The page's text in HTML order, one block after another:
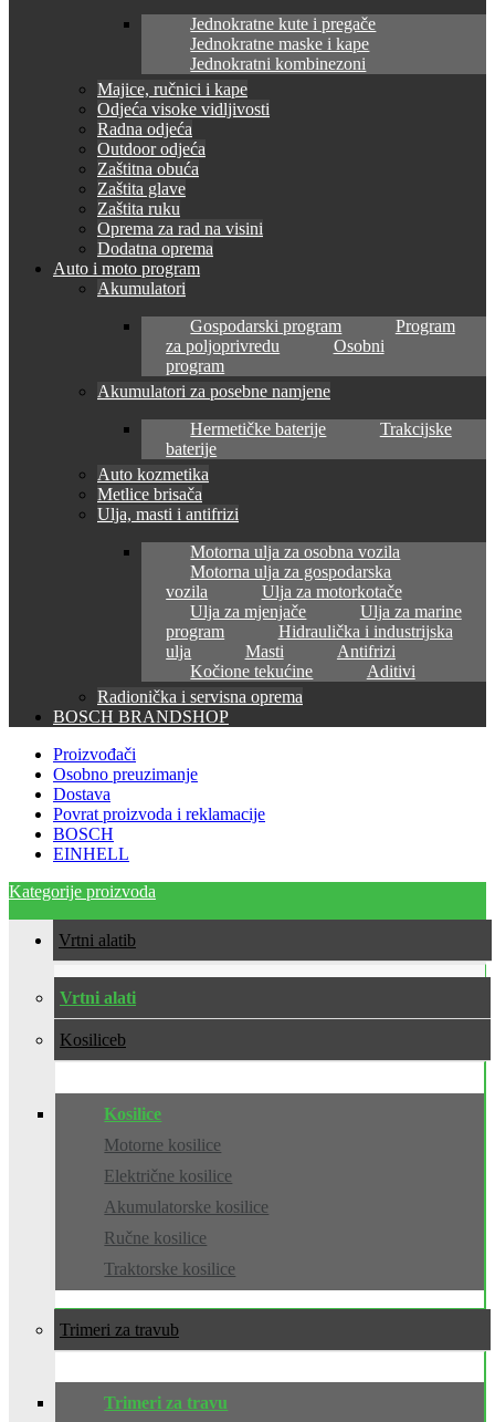
Jednokratne kute i pregače
Jednokratne maske i kape
Jednokratni kombinezoni
Majice, ručnici i kape
Odjeća visoke vidljivosti
Radna odjeća
Outdoor odjeća
Zaštitna obuća
Zaštita glave
Zaštita ruku
Oprema za rad na visini
Dodatna oprema
Auto i moto program
Akumulatori
Gospodarski program
Program
za poljoprivredu
Osobni
program
Akumulatori za posebne namjene
Hermetičke baterije
Trakcijske
baterije
Auto kozmetika
Metlice brisača
Ulja, masti i antifrizi
Motorna ulja za osobna vozila
Motorna ulja za gospodarska
vozila
Ulja za motorkotače
Ulja za mjenjače
Ulja za marine
program
Hidraulička i industrijska
ulja
Masti
Antifrizi
Kočione tekućine
Aditivi
Radionička i servisna oprema
BOSCH BRANDSHOP
Proizvođači
Osobno preuzimanje
Dostava
Povrat proizvoda i reklamacije
BOSCH
EINHELL
Kategorije proizvoda
Vrtni alati
Vrtni alati
Kosilice
Kosilice
Motorne kosilice
Električne kosilice
Akumulatorske kosilice
Ručne kosilice
Traktorske kosilice
Trimeri za travu
Trimeri za travu